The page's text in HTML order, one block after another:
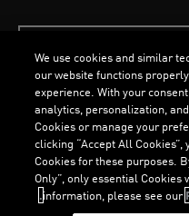
الخصوصيةImprint
العربية
We use cookies and similar
our website functions
experience. With your
analytics, personalization,
Cookies or manage your
clicking “Accept All Cookies”,
Cookies for these purposes.
Only”, only essential
information, please see our